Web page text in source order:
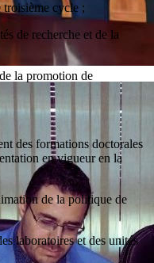
cycle ;
de recherche et de la
la promotion de
des formations doctorales
en vigueur en la
de la politique de
laboratoires et des unités